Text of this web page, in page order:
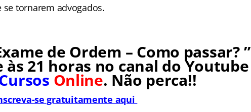
se tornarem advogados.
de Ordem – Como passar? ”
21 horas no canal do Youtube
Online. Não perca!!
se gratuitamente aqui